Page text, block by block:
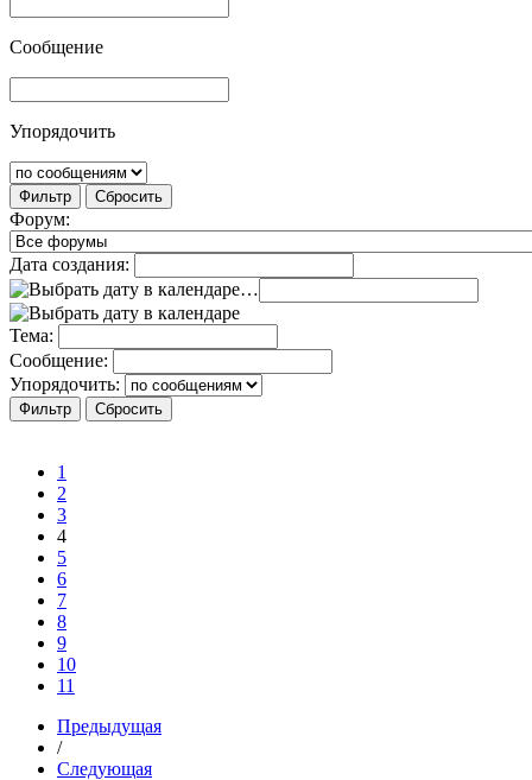
Сообщение
Упорядочить
Фильтр Сбросить
Форум:
Дата создания:
…
Тема:
Сообщение:
Упорядочить:
1
2
3
4
5
6
7
8
9
10
11
Предыдущая
/
Следующая